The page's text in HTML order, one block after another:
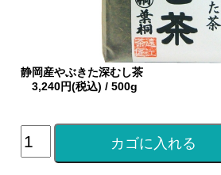
静岡産やぶきた深むし茶
3,240円(税込) / 500g